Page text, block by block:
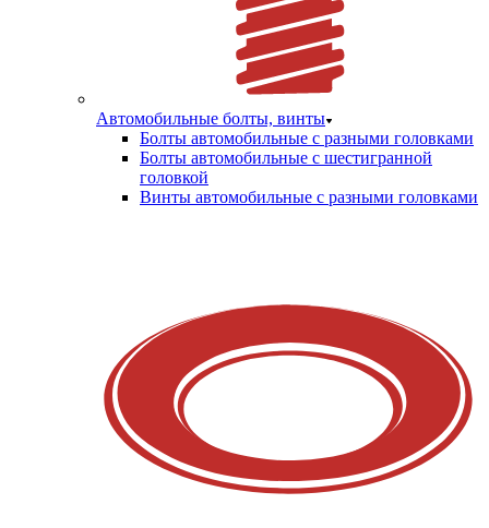
Автомобильные болты, винты
Болты автомобильные с разными головками
Болты автомобильные с шестигранной
головкой
Винты автомобильные с разными головками